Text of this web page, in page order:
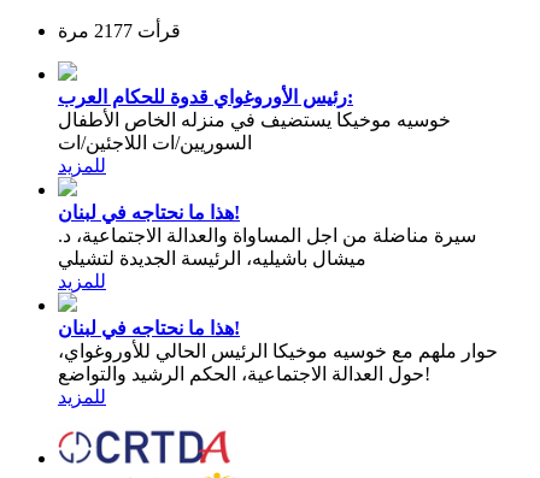
قرأت 2177 مرة
رئيس الأوروغواي قدوة للحكام العرب:
خوسيه موخيكا يستضيف في منزله الخاص الأطفال
السوريين/ات اللاجئين/ات
للمزيد
هذا ما نحتاجه في لبنان!
سيرة مناضلة من اجل المساواة والعدالة الاجتماعية، د.
ميشال باشيليه، الرئيسة الجديدة لتشيلي
للمزيد
هذا ما نحتاجه في لبنان!
حوار ملهم مع خوسيه موخيكا الرئيس الحالي للأوروغواي،
حول العدالة الاجتماعية، الحكم الرشيد والتواضع!
للمزيد